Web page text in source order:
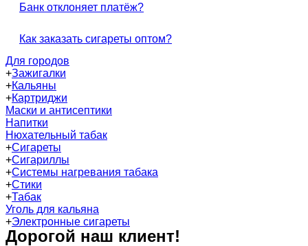
Банк отклоняет платёж?
Как заказать сигареты оптом?
Для городов
+Зажигалки
+Кальяны
+Картриджи
Маски и антисептики
Напитки
Нюхательный табак
+Сигареты
+Сигариллы
+Системы нагревания табака
+Стики
+Табак
Уголь для кальяна
+Электронные сигареты
Дорогой наш клиент!